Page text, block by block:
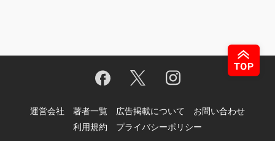
運営会社 著者一覧 広告掲載について
お問い合わせ
利用規約
プライバシーポリシー